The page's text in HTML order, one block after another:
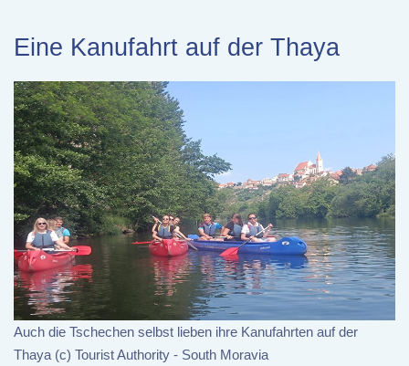
Eine Kanufahrt auf der Thaya
Auch die Tschechen selbst lieben ihre Kanufahrten auf der
Thaya (c) Tourist Authority - South Moravia